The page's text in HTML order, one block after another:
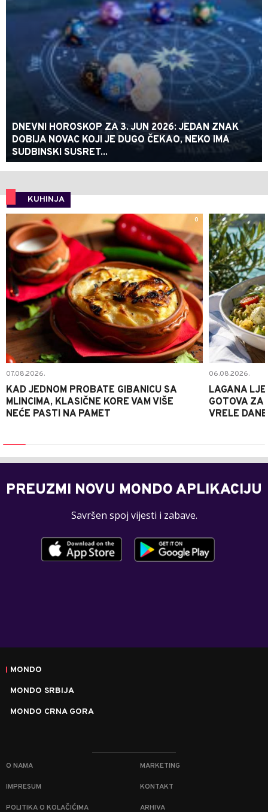
DNEVNI HOROSKOP ZA 3. JUN 2026: JEDAN ZNAK
DOBIJA NOVAC KOJI JE DUGO ČEKAO, NEKO IMA
SUDBINSKI SUSRET...
KUHINJA
0
07.08.2026.
KAD JEDNOM PROBATE GIBANICU SA
MLINCIMA, KLASIČNE KORE VAM VIŠE
NEĆE PASTI NA PAMET
06.08.2026.
LAGANA
GOTOVA ZA
VRELE DANE
PREUZMI NOVU MONDO APLIKACIJU
Savršen spoj vijesti i zabave.
MONDO
MONDO SRBIJA
MONDO CRNA GORA
O NAMA MARKETING
IMPRESUM KONTAKT
POLITIKA O KOLAČIĆIMA ARHIVA